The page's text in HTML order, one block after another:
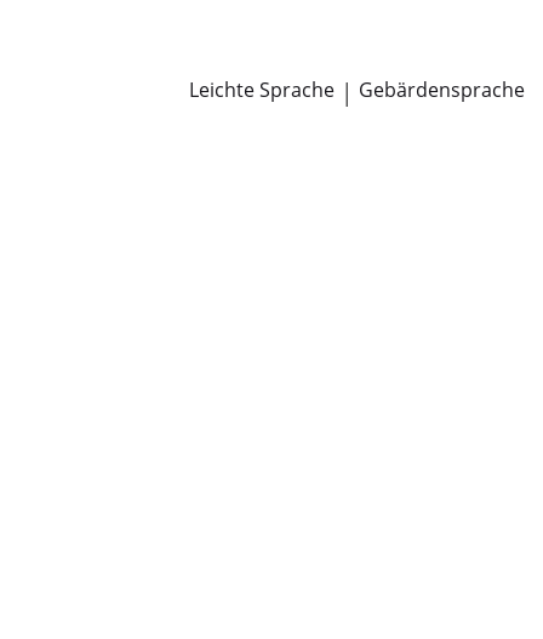
Leichte Sprache | Gebärdensprache